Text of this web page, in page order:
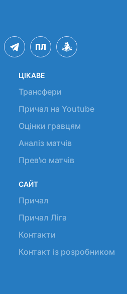
ЦІКАВЕ
Трансфери
Причал на Youtube
Оцінки гравцям
Аналіз матчів
Прев'ю матчів
САЙТ
Причал
Причал Ліга
Контакти
Контакт із розробником